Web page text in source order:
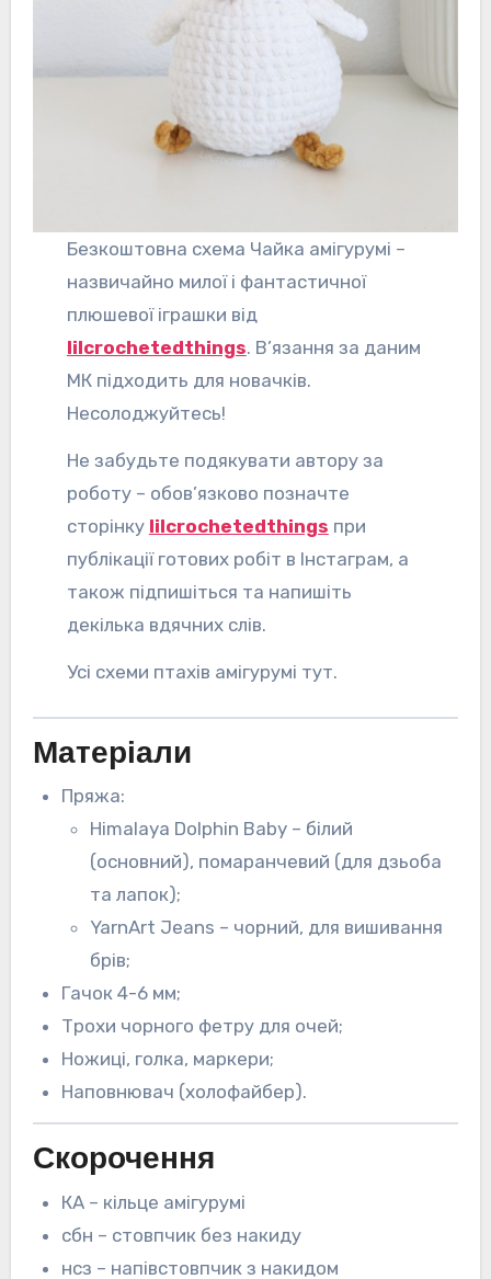
Безкоштовна схема Чайка амігурумі –
назвичайно милої і фантастичної
плюшевої іграшки від
lilcrochetedthings. В’язання за даним
МК підходить для новачків.
Несолоджуйтесь!
Не забудьте подякувати автору за
роботу – обов’язково позначте
сторінку lilcrochetedthings при
публікації готових робіт в Інстаграм, а
також підпишіться та напишіть
декілька вдячних слів.
Усі схеми птахів амігурумі тут.
Матеріали
Пряжа:
Himalaya Dolphin Baby – білий
(основний), помаранчевий (для дзьоба
та лапок);
YarnArt Jeans – чорний, для вишивання
брів;
Гачок 4-6 мм;
Трохи чорного фетру для очей;
Ножиці, голка, маркери;
Наповнювач (холофайбер).
Скорочення
КА – кільце амігурумі
сбн – стовпчик без накиду
нсз – напівстовпчик з накидом